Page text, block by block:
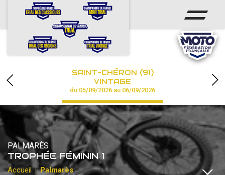
ACCUEIL
CALENDRIER
CHAMPIONNAT
RÉSULTATS
PHOTOS / VIDÉOS
PARTENAIRES
SAINT-CHÉRON (91)
VINTAGE
du 05/09/2026 au 06/09/2026
PALMARÈS
TROPHÉE FÉMININ 1
Accueil Palmarès